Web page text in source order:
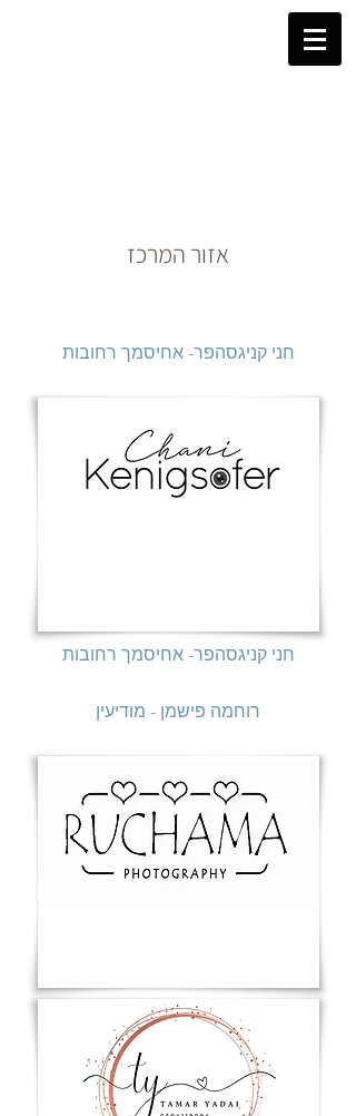
אזור המרכז
חני קניגסהפר- אחיסמך רחובות
חני קניגסהפר- אחיסמך רחובות
רוחמה פישמן - מודיעין